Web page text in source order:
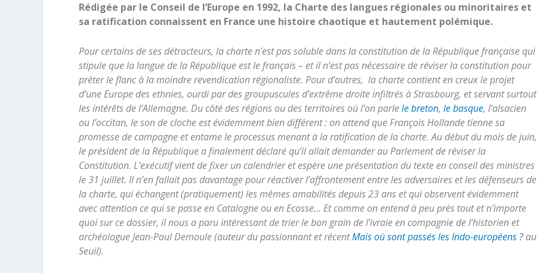
Rédigée par le Conseil de l’Europe en 1992, la Charte des langues régionales ou minoritaires et
sa ratification connaissent en France une histoire chaotique et hautement polémique.
Pour certains de ses détracteurs, la charte n’est pas soluble dans la constitution de la République française qui
stipule que la langue de la République est le français – et il n’est pas nécessaire de réviser la constitution pour
prêter le flanc à la moindre revendication régionaliste. Pour d’autres, la charte contient en creux le projet
d’une Europe des ethnies, ourdi par des groupuscules d’extrême droite infiltrés à Strasbourg, et servant surtout
les intérêts de l’Allemagne. Du côté des régions ou des territoires où l’on parlele breton, le basque, l’alsacien
ou l’occitan, le son de cloche est évidemment bien différent : on attend que François Hollande tienne sa
promesse de campagne et entame le processus menant à la ratification de la charte. Au début du mois de juin,
le président de la République a finalement déclaré qu’il allait demander au Parlement de réviser la
Constitution. L’exécutif vient de fixer un calendrier et espère une présentation du texte en conseil des ministres
le 31 juillet. Il n’en fallait pas davantage pour réactiver l’affrontement entre les adversaires et les défenseurs de
la charte, qui échangent (pratiquement) les mêmes amabilités depuis 23 ans et qui observent évidemment
avec attention ce qui se passe en Catalogne ou en Ecosse… Et comme on entend à peu près tout et n’importe
quoi sur ce dossier, il nous a paru intéressant de trier le bon grain de l’ivraie en compagnie de l’historien et
archéologue Jean-Paul Demoule (auteur du passionnant et récentMais où sont passés les Indo-européens ?au
Seuil).